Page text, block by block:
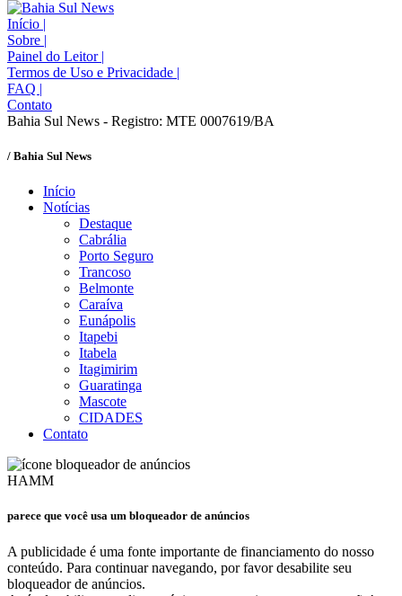
Início |
Sobre |
Painel do Leitor |
Termos de Uso e Privacidade |
FAQ |
Contato
Bahia Sul News - Registro: MTE 0007619/BA
/ Bahia Sul News
Início
Notícias
Destaque
Cabrália
Porto Seguro
Trancoso
Belmonte
Caraíva
Eunápolis
Itapebi
Itabela
Itagimirim
Guaratinga
Mascote
CIDADES
Contato
HAMM
parece que você usa um bloqueador de anúncios
A publicidade é uma fonte importante de financiamento do nosso
conteúdo. Para continuar navegando, por favor desabilite seu
bloqueador de anúncios.